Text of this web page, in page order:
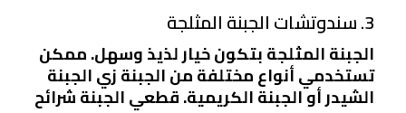
3. سندوتشات الجبنة المثلجة
الجبنة المثلجة بتكون خيار لذيذ وسهل. ممكن
تستخدمي أنواع مختلفة من الجبنة زي الجبنة
الشيدر أو الجبنة الكريمية. قطعي الجبنة شرائح